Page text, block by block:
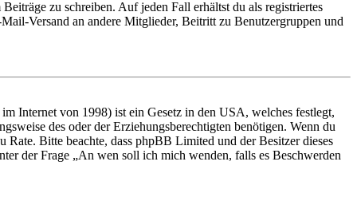
zu schreiben. Auf jeden Fall erhältst du als registriertes
Versand an andere Mitglieder, Beitritt zu Benutzergruppen und
Internet von 1998) ist ein Gesetz in den USA, welches festlegt,
des oder der Erziehungsberechtigten benötigen. Wenn du
Bitte beachte, dass phpBB Limited und der Besitzer dieses
der Frage „An wen soll ich mich wenden, falls es Beschwerden